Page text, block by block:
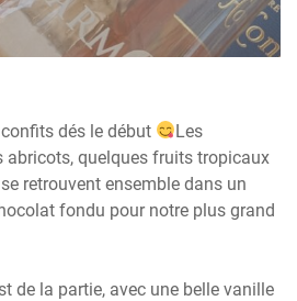
dés le début
Les
abricots, quelques fruits tropicaux
retrouvent ensemble dans un
fondu pour notre plus grand
de la partie, avec une belle vanille